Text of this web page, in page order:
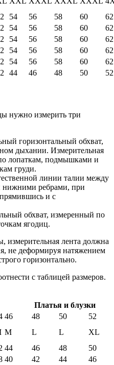
54 56 58 60
62
54 56 58 60
62
54 56 58 60
62
54 56 58 60
62
54 56 58 60
62
44 46 48 50 52
нужно измерить три
горизонтальный обхват,
дыхании. Измерительная
лопаткам, подмышками и
груди.
линии талии между
нижними ребрами, при
и с
обхват, измеренный по
ягодиц.
измерительная лента должна
не деформируя натяжением
горизонтально.
с таблицей размеров.
Платья и блузки
46 48 50
52
M L L
XL
44 46 48
50
40 42 44
46